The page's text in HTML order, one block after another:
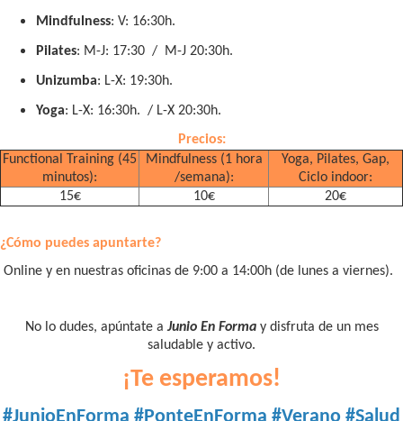
Mindfulness: V: 16:30h.
Pilates: M-J: 17:30 / M-J 20:30h.
Unizumba: L-X: 19:30h.
Yoga: L-X: 16:30h. / L-X 20:30h.
Precios:
Functional Training (45
minutos):
Mindfulness (1 hora
/semana):
Yoga, Pilates, Gap,
Ciclo indoor:
15€
10€ 20€
¿Cómo puedes apuntarte?
Online y en nuestras oficinas de 9:00 a 14:00h (de lunes a viernes).
No lo dudes, apúntate aJunio En Formay disfruta de un mes
saludable y activo.
¡Te esperamos!
#JunioEnForma #PonteEnForma #Verano #Salud